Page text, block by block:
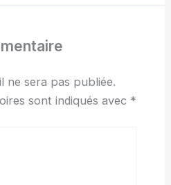
ne sera pas publiée.
sont indiqués avec *